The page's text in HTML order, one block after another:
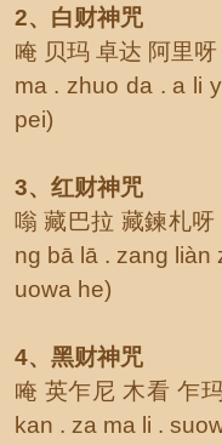
2、白财神咒
唵 贝玛 卓达 阿里
ma . zhuo da . a li
pei)
3、红财神咒
嗡 藏巴拉 藏鍊札
ng bā lā . zang liàn
uowa he)
4、黑财神咒
唵 英乍尼 木看 乍
kan . za ma li .